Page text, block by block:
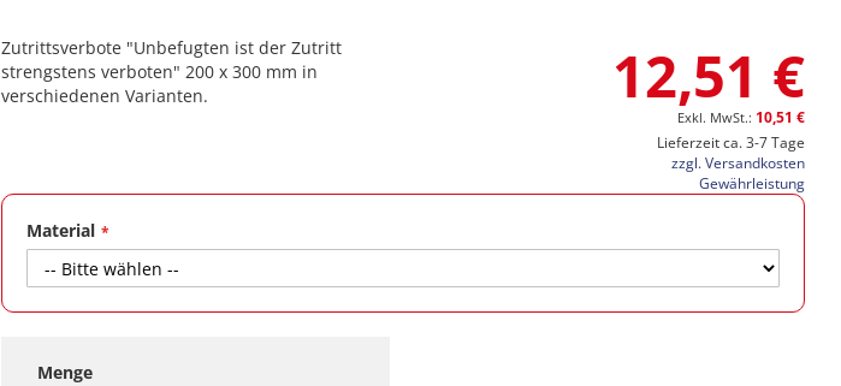
12,51 €
10,51 €
Lieferzeit ca. 3-7 Tage
zzgl. Versandkosten
Gewährleistung
Zutrittsverbote "Unbefugten ist der Zutritt
strengstens verboten" 200 x 300 mm in
verschiedenen Varianten.
Material
Menge